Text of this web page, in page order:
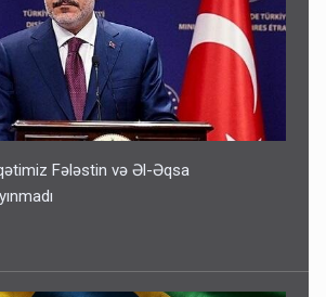
Fələstin və Əl-Əqsa